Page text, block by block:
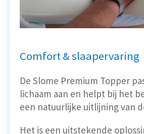
Comfort & slaapervaring
De Slome Premium Topper
lichaam aan en helpt bij het
een natuurlijke uitlijning van
Het is een uitstekende